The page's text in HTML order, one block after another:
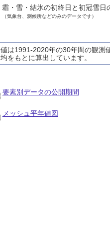
霜・雪・結氷の初終日と初冠雪日
（気象台、測候所などのみのデータです）
は1991-2020年の30年間の観測
をもとに算出しています。
要素別データの公開期間
メッシュ平年値図